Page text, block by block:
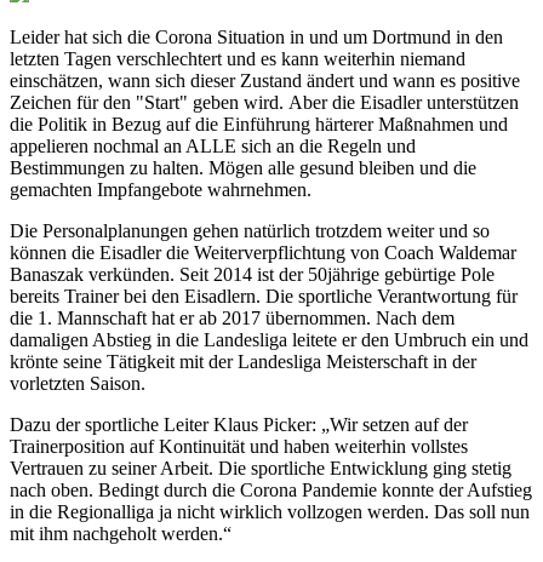
Leider hat sich die Corona Situation in und um Dortmund in den
letzten Tagen verschlechtert und es kann weiterhin niemand
einschätzen, wann sich dieser Zustand ändert und wann es positive
Zeichen für den "Start" geben wird. Aber die Eisadler unterstützen
die Politik in Bezug auf die Einführung härterer Maßnahmen und
appelieren nochmal an ALLE sich an die Regeln und
Bestimmungen zu halten. Mögen alle gesund bleiben und die
gemachten Impfangebote wahrnehmen.
Die Personalplanungen gehen natürlich trotzdem weiter und so
können die Eisadler die Weiterverpflichtung von Coach Waldemar
Banaszak verkünden. Seit 2014 ist der 50jährige gebürtige Pole
bereits Trainer bei den Eisadlern. Die sportliche Verantwortung für
die 1. Mannschaft hat er ab 2017 übernommen. Nach dem
damaligen Abstieg in die Landesliga leitete er den Umbruch ein und
krönte seine Tätigkeit mit der Landesliga Meisterschaft in der
vorletzten Saison.
Dazu der sportliche Leiter Klaus Picker: „Wir setzen auf der
Trainerposition auf Kontinuität und haben weiterhin vollstes
Vertrauen zu seiner Arbeit. Die sportliche Entwicklung ging stetig
nach oben. Bedingt durch die Corona Pandemie konnte der Aufstieg
in die Regionalliga ja nicht wirklich vollzogen werden. Das soll nun
mit ihm nachgeholt werden.“